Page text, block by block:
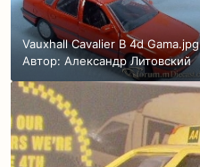
Vauxhall Cavalier B 4d Gama.jpg
Автор: Александр Литовский